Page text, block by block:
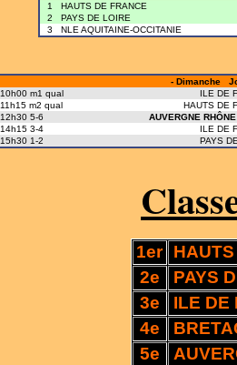
1
HAUTS DE FRANCE
2
PAYS DE LOIRE
3
NLE AQUITAINE-OCCITANIE
- Dimanche
10h00 m1 qual
ILE DE
11h15 m2 qual
HAUTS DE
12h30 5-6
AUVERGNE
14h15 3-4
ILE DE
15h30 1-2
PAYS
1er
2e
PAYS
3e
ILE DE
4e
5e